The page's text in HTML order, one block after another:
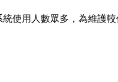
使用人數眾多，為維護